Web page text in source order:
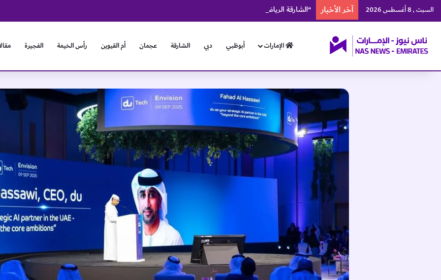
السبت , 8 أغسطس 2026 آخر الأخبار “الشارقة الرياضي” يطلق منصة إلكترونية لتأسيس قاعدة بيانات مركزية للكفاءات والقيادات
الإمارات أبوظبي دبي الشارقة عجمان أم القيوين رأس الخيمة الفجيرة